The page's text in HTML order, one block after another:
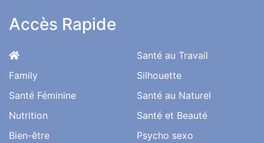
Accès Rapide
Family
Santé Féminine
Nutrition
Bien-être
Santé au Travail
Silhouette
Santé au Naturel
Santé et Beauté
Psycho sexo